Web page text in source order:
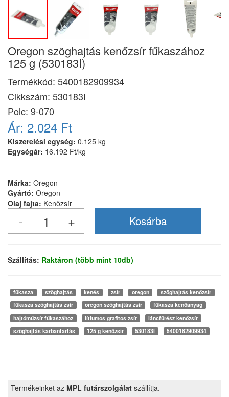
Oregon szöghajtás kenőzsír fűkaszához
125 g (530183I)
Termékkód: 5400182909934
Cikkszám: 530183I
Polc: 9-070
Ár: 2.024 Ft
Kiszerelési egység: 0.125 kg
Egységár: 16.192 Ft/kg
Márka: Oregon
Gyártó: Oregon
Olaj fajta: Kenőzsír
Szállítás: Raktáron (több mint 10db)
fűkasza szöghajtás kenés zsír oregon
szöghajtás kenőzsír
fűkasza szöghajtás zsír
oregon szöghajtás zsír
fűkasza kenőanyag
hajtóműzsír fűkaszához
lítiumos grafitos zsír
láncfűrész kenőzsír
szöghajtás karbantartás
125 g kenőzsír 530183I 5400182909934
Termékeinket az MPL futárszolgálat szállítja.